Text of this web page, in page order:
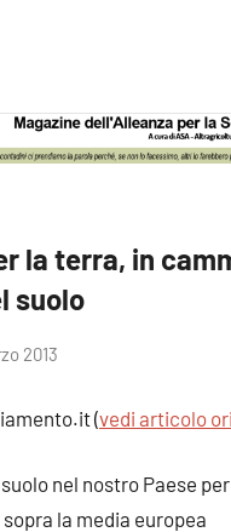
la terra, in
suolo
2013
(vedi articolo
nel nostro Paese
la media europea